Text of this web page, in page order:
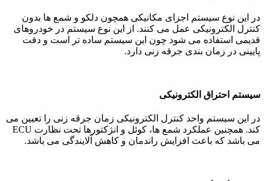
در این نوع سیستم اجزای مکانیکی همچون دلکو و شمع ها بدون
کنترل الکترونیکی عمل می کنند. از این نوع سیستم در خودروهای
قدیمی استفاده می شود چون این سیستم ساده تر است و دقت
پایینی در زمان بندی جرقه زنی دارد.
سیستم احتراق الکترونیکی
در این سیستم واحد کنترل الکترونیکی زمان جرقه زنی را تعیین می
کند. همچنین عملکرد شمع ها، کوئل و انژکتورها تحت نظارت ECU
می باشد که باعث افزایش راندمان و کاهش آلایندگی می باشد.